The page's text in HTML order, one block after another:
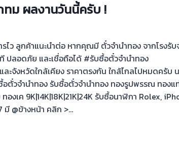
ทม ผลงานวันนี้ครับ !
ไว ลูกค้าแนะนำต่อ หากคุณมี ตั๋วจำนำทอง จากโรงรั
ปลอดภัย และเชื่อถือได้ #รับซื้อตั๋วจำนำทอง
งหวัดใกล้เคียง ราคาตรงกัน ใกล้ไกลไปหมดครับ
วจำนำทอง รับซื้อตั๋วจำนำทอง ทองรูปพรรณ ทองแ
งเค 9K|14K|18K|21K|24K รับซื้อนาฬิกา Rolex,
มี @ข้างหน้า คลิก >…